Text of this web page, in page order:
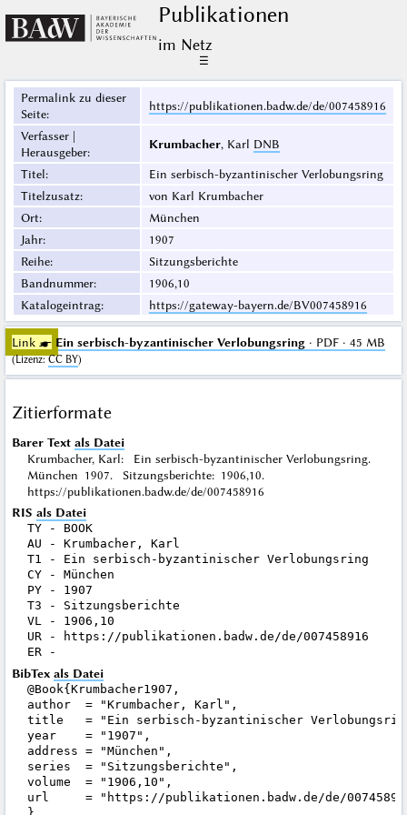
Publikationen
im Netz
☰
Permalink zu dieser
Seite:
https://publikationen.badw.de/de/007458916
Verfasser |
Herausgeber:
Krumbacher, Karl DNB
Titel:
Ein serbisch-byzantinischer Verlobungsring
Titelzusatz:
von Karl Krumbacher
Ort:
München
Jahr:
1907
Reihe:
Sitzungsberichte
Bandnummer:
1906,10
Katalogeintrag: https://gateway-bayern.de/BV007458916
Link ☛ Ein serbisch-byzantinischer Verlobungsring· PDF · 45 MB
(Lizenz:CC BY)
Zitierformate
Barer Text als Datei
Krumbacher, Karl: Ein serbisch-byzantinischer Verlobungsring.
München 1907. Sitzungsberichte: 1906,10.
https://publikationen.badw.de/de/007458916
RIS als Datei
TY - BOOK
AU - Krumbacher, Karl
T1 - Ein serbisch-byzantinischer Verlobungsring
CY - München
PY - 1907
T3 - Sitzungsberichte
VL - 1906,10
UR - https://publikationen.badw.de/de/007458916
BibTex als Datei
@Book{Krumbacher1907,
author  = "Krumbacher, Karl",
title   = "Ein serbisch-byzantinischer
year    = "1907",
address = "München",
series  = "Sitzungsberichte",
volume  = "1906,10",
url     = "https://publikationen.badw.de/de/